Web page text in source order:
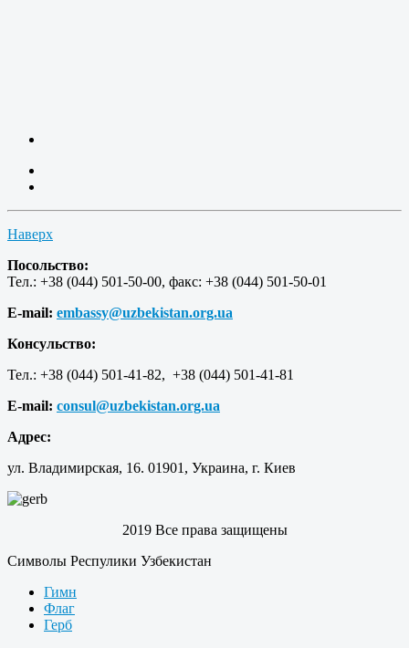
Наверх
Посольство:
Тел.: +38 (044) 501-50-00, факс: +38 (044) 501-50-01
E-mail: embassy@uzbekistan.org.ua
Консульство:
Тел.: +38 (044) 501-41-82, +38 (044) 501-41-81
E-mail: consul@uzbekistan.org.ua
Адрес:
ул. Владимирская, 16. 01901, Украина, г. Киев
2019 Все права защищены
Символы Респулики Узбекистан
Гимн
Флаг
Герб